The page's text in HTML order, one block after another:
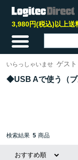
3,980円(税込)以上送
いらっしゃいませ ゲスト
USB Aで使う（
検索結果 5 商品